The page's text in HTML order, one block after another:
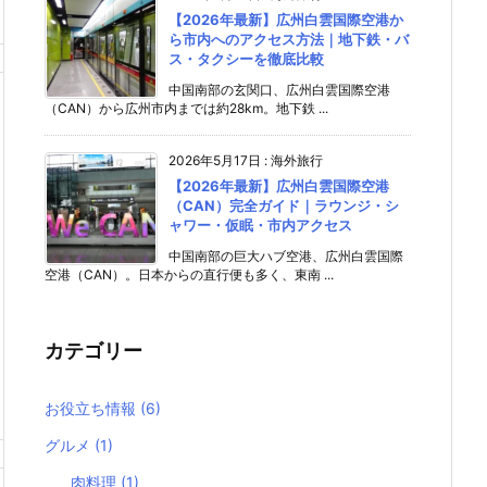
【2026年最新】広州白雲国際空港か
ら市内へのアクセス方法｜地下鉄・バ
ス・タクシーを徹底比較
中国南部の玄関口、広州白雲国際空港
（CAN）から広州市内までは約28km。地下鉄 ...
2026年5月17日 : 海外旅行
【2026年最新】広州白雲国際空港
（CAN）完全ガイド｜ラウンジ・シ
ャワー・仮眠・市内アクセス
中国南部の巨大ハブ空港、広州白雲国際
空港（CAN）。日本からの直行便も多く、東南 ...
カテゴリー
お役立ち情報 (6)
グルメ (1)
肉料理 (1)